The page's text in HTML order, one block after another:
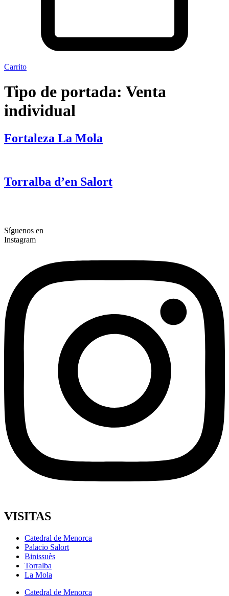
Carrito
Tipo de portada: Venta
individual
Fortaleza La Mola
Torralba d’en Salort
Síguenos en
Instagram
VISITAS
Catedral de Menorca
Palacio Salort
Binissuès
Torralba
La Mola
Catedral de Menorca